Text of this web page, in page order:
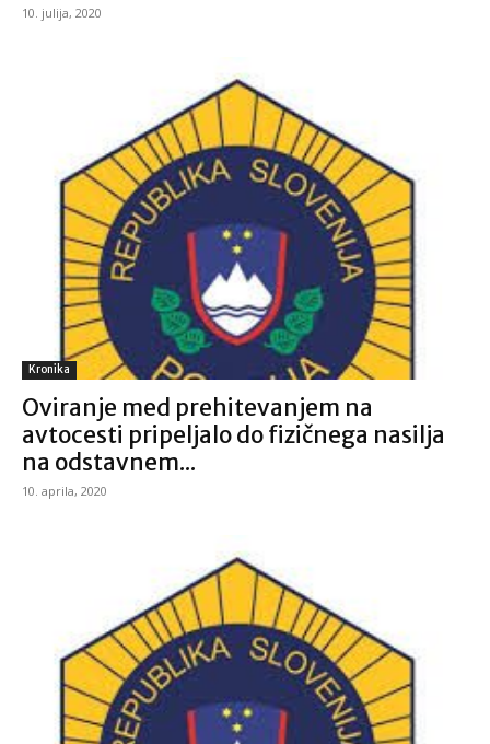
10. julija, 2020
Kronika
Oviranje med prehitevanjem na
avtocesti pripeljalo do fizičnega nasilja
na odstavnem...
10. aprila, 2020